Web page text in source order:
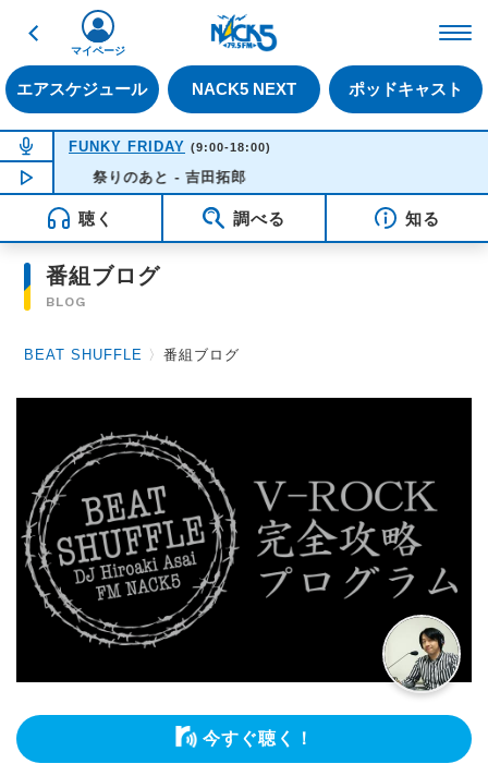
戻る
エアスケジュール NACK5 NEXT ポッドキャスト
マイページ
NOW ON AIR
FUNKY FRIDAY (9:00-18:00)
NOW PLAYING12:41
祭りのあと - 吉田拓郎
聴く 調べる 知る
番組ブログ
BLOG
BEAT SHUFFLE 〉番組ブログ
今すぐ聴く！